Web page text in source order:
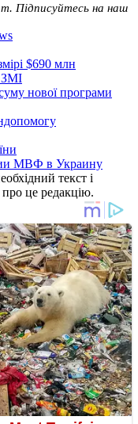
Підписуйтесь на наш
$690 млн
ЗМІ
нової програми
МВФ в Украину
текст і
це редакцію.